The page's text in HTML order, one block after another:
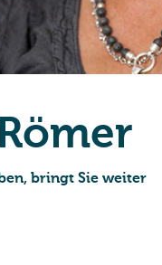
bringt Sie weiter